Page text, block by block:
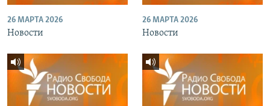
26 МАРТА 2026
Новости
26 МАРТА 2026
Новости